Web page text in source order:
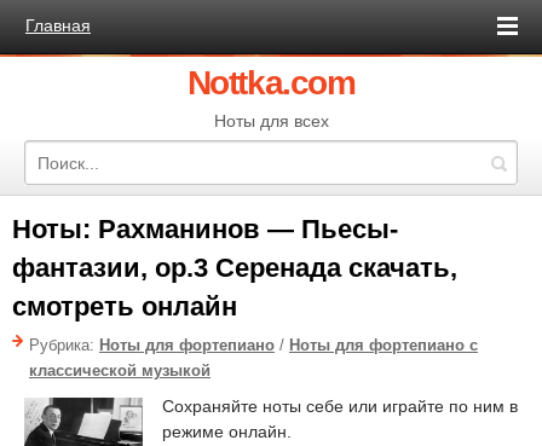
Главная
Nottka.com
Ноты для всех
Ноты: Рахманинов — Пьесы-
фантазии, op.3 Серенада скачать,
смотреть онлайн
Рубрика: Ноты для фортепиано / Ноты для фортепиано с
классической музыкой
Сохраняйте ноты себе или играйте по ним в
режиме онлайн.